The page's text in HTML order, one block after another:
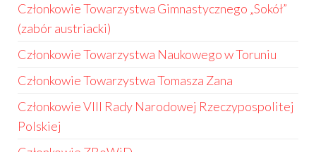
Członkowie Towarzystwa Gimnastycznego „Sokół”
(zabór austriacki)
Członkowie Towarzystwa Naukowego w Toruniu
Członkowie Towarzystwa Tomasza Zana
Członkowie VIII Rady Narodowej Rzeczypospolitej
Polskiej